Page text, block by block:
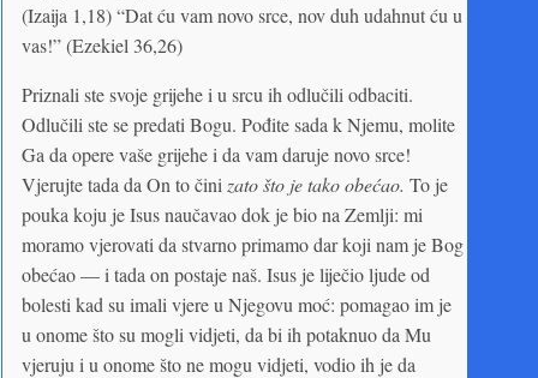
(Izaija 1,18) “Dat ću vam novo srce, nov duh udahnut ću u
vas!” (Ezekiel 36,26)
Priznali ste svoje grijehe i u srcu ih odlučili odbaciti.
Odlučili ste se predati Bogu. Pođite sada k Njemu, molite
Ga da opere vaše grijehe i da vam daruje novo srce!
Vjerujte tada da On to čini zato što je tako obećao. To je
pouka koju je Isus naučavao dok je bio na Zemlji: mi
moramo vjerovati da stvarno primamo dar koji nam je Bog
obećao — i tada on postaje naš. Isus je liječio ljude od
bolesti kad su imali vjere u Njegovu moć: pomagao im je
u onome što su mogli vidjeti, da bi ih potaknuo da Mu
vjeruju i u onome što ne mogu vidjeti, vodio ih je da